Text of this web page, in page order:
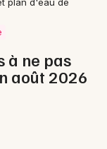
à ne pas
août 2026